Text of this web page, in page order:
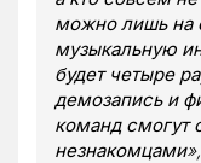
можно лишь на
музыкальную
будет четыре
демозапись и
команд смогут
незнакомцами